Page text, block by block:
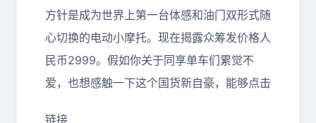
方针是成为世界上第一台体感和油门双形式随
心切换的电动小摩托。现在揭露众筹发价格人
民币2999。假如你关于同享单车们累觉不
爱，也想感触一下这个国货新自豪，能够点击
链接